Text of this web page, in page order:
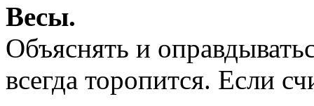
Весы.
Объяснять и
всегда торопится. Если